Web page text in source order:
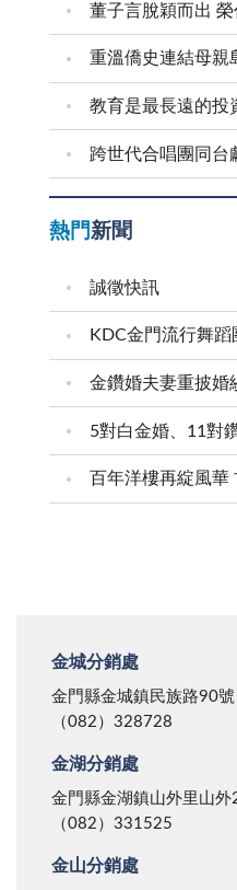
董子言脫穎而出
熱門新聞
誠徵快訊
百年洋樓再綻風華
金城分銷處
金門縣金城鎮民族路90號
（082）328728
金湖分銷處
金門縣金湖鎮山外里山外
（082）331525
金山分銷處